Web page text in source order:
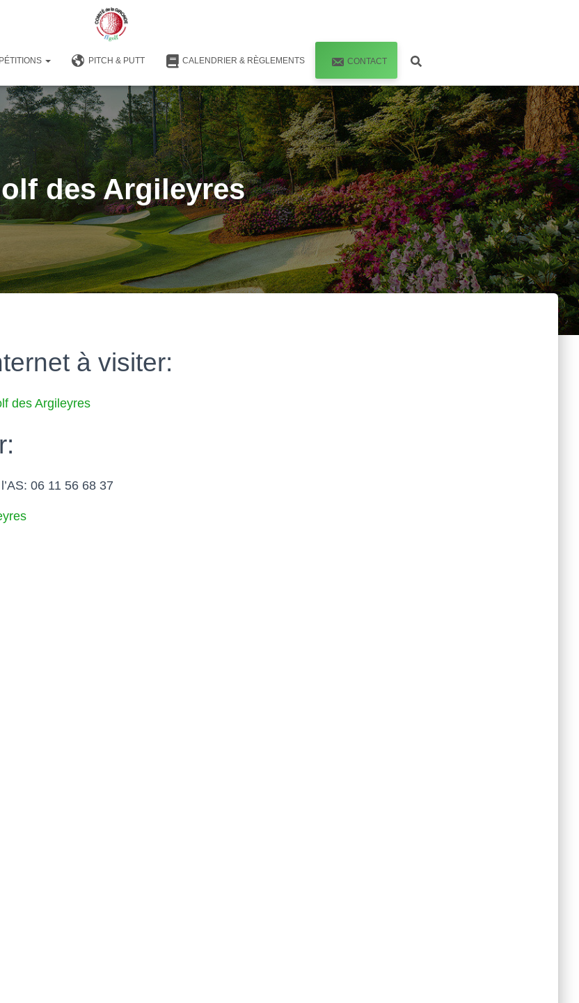
PITCH & PUTT CALENDRIER & RÈGLEMENTS CONTACT
des Argileyres
à visiter:
des Argileyres
06 11 56 68 37